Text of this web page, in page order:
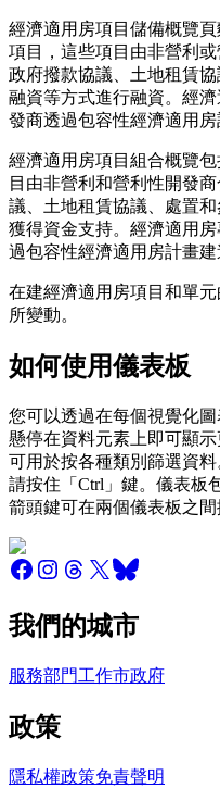
經濟適用房項目儲備概覽
項目，這些項目由非營利
政府撥款協議、土地租賃
融資等方式進行融資。經
發商透過包容性經濟適用
經濟適用房項目組合概覽
目由非營利和營利性開發
議、土地租賃協議、處置
獲得資金支持。經濟適用
過包容性經濟適用房計畫建
在建經濟適用房項目和單
所變動。
如何使用儀表板
您可以透過在每個視覺化
懸停在資料元素上即可顯
可用於按各種類別篩選資
請按住「Ctrl」鍵。儀表板
箭頭鍵可在兩個儀表板之間
我們的城市
服務部門工作市政府
政策
隱私權政策免責聲明